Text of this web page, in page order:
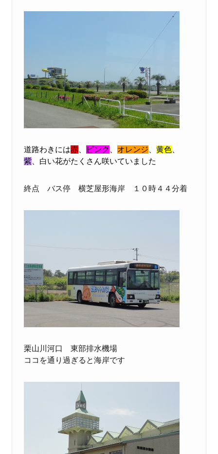
道路わきには赤 ピンク オレンジ 黄色
紫
白い花がたくさん咲いていました
終点 バス停 横芝屋形海岸 １０時４４分着
栗山川河口 東部排水機場
ココを通り過ぎると海岸です